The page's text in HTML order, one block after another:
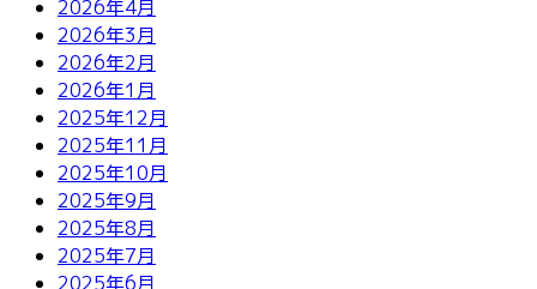
2026年4月
2026年3月
2026年2月
2026年1月
2025年12月
2025年11月
2025年10月
2025年9月
2025年8月
2025年7月
2025年6月